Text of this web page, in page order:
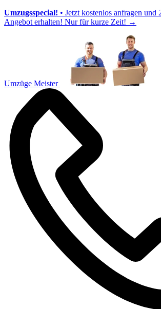
Umzugsspecial! • Jetzt kostenlos anfragen und
Angebot erhalten! Nur für kurze Zeit! →
Umzüge Meister